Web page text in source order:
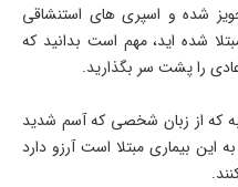
شده و اسپری های استنشاقی
شده اید، مهم است بدانید که
را پشت سر بگذارید.
9 حقیقت و تجربه که از زبان شخصی که آسم شدید
بیماری مبتلا است آرزو دارد